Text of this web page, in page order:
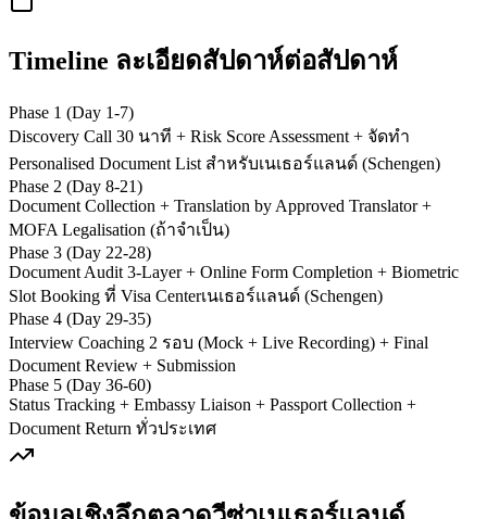
Timeline ละเอียดสัปดาห์ต่อสัปดาห์
Phase 1 (Day 1-7)
Discovery Call 30 นาที + Risk Score Assessment + จัดทำ
Personalised Document List สำหรับเนเธอร์แลนด์ (Schengen)
Phase 2 (Day 8-21)
Document Collection + Translation by Approved Translator +
MOFA Legalisation (ถ้าจำเป็น)
Phase 3 (Day 22-28)
Document Audit 3-Layer + Online Form Completion + Biometric
Slot Booking ที่ Visa Centerเนเธอร์แลนด์ (Schengen)
Phase 4 (Day 29-35)
Interview Coaching 2 รอบ (Mock + Live Recording) + Final
Document Review + Submission
Phase 5 (Day 36-60)
Status Tracking + Embassy Liaison + Passport Collection +
Document Return ทั่วประเทศ